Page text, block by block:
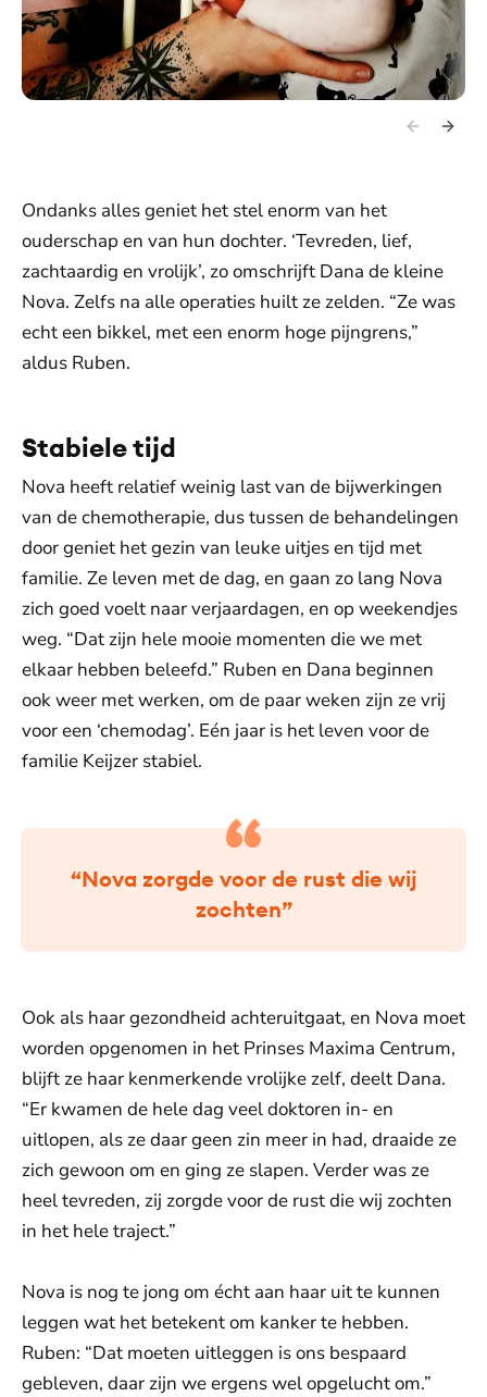
Ondanks alles geniet het stel enorm van het
ouderschap en van hun dochter. ‘Tevreden, lief,
zachtaardig en vrolijk’, zo omschrijft Dana de kleine
Nova. Zelfs na alle operaties huilt ze zelden. “Ze was
echt een bikkel, met een enorm hoge pijngrens,”
aldus Ruben.
Stabiele tijd
Nova heeft relatief weinig last van de bijwerkingen
van de chemotherapie, dus tussen de behandelingen
door geniet het gezin van leuke uitjes en tijd met
familie. Ze leven met de dag, en gaan zo lang Nova
zich goed voelt naar verjaardagen, en op weekendjes
weg. “Dat zijn hele mooie momenten die we met
elkaar hebben beleefd.” Ruben en Dana beginnen
ook weer met werken, om de paar weken zijn ze vrij
voor een ‘chemodag’. Eén jaar is het leven voor de
familie Keijzer stabiel.
“Nova zorgde voor de rust die wij
zochten”
Ook als haar gezondheid achteruitgaat, en Nova moet
worden opgenomen in het Prinses Maxima Centrum,
blijft ze haar kenmerkende vrolijke zelf, deelt Dana.
“Er kwamen de hele dag veel doktoren in- en
uitlopen, als ze daar geen zin meer in had, draaide ze
zich gewoon om en ging ze slapen. Verder was ze
heel tevreden, zij zorgde voor de rust die wij zochten
in het hele traject.”
Nova is nog te jong om écht aan haar uit te kunnen
leggen wat het betekent om kanker te hebben.
Ruben: “Dat moeten uitleggen is ons bespaard
gebleven, daar zijn we ergens wel opgelucht om.”